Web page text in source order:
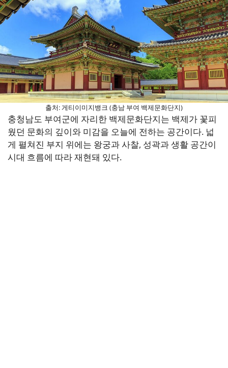
출처: 게티이미지뱅크 (충남 부여 백제문화단지)
충청남도 부여군에 자리한 백제문화단지는 백제가 꽃피
웠던 문화의 깊이와 미감을 오늘에 전하는 공간이다. 넓
게 펼쳐진 부지 위에는 왕궁과 사찰, 성곽과 생활 공간이
시대 흐름에 따라 재현돼 있다.